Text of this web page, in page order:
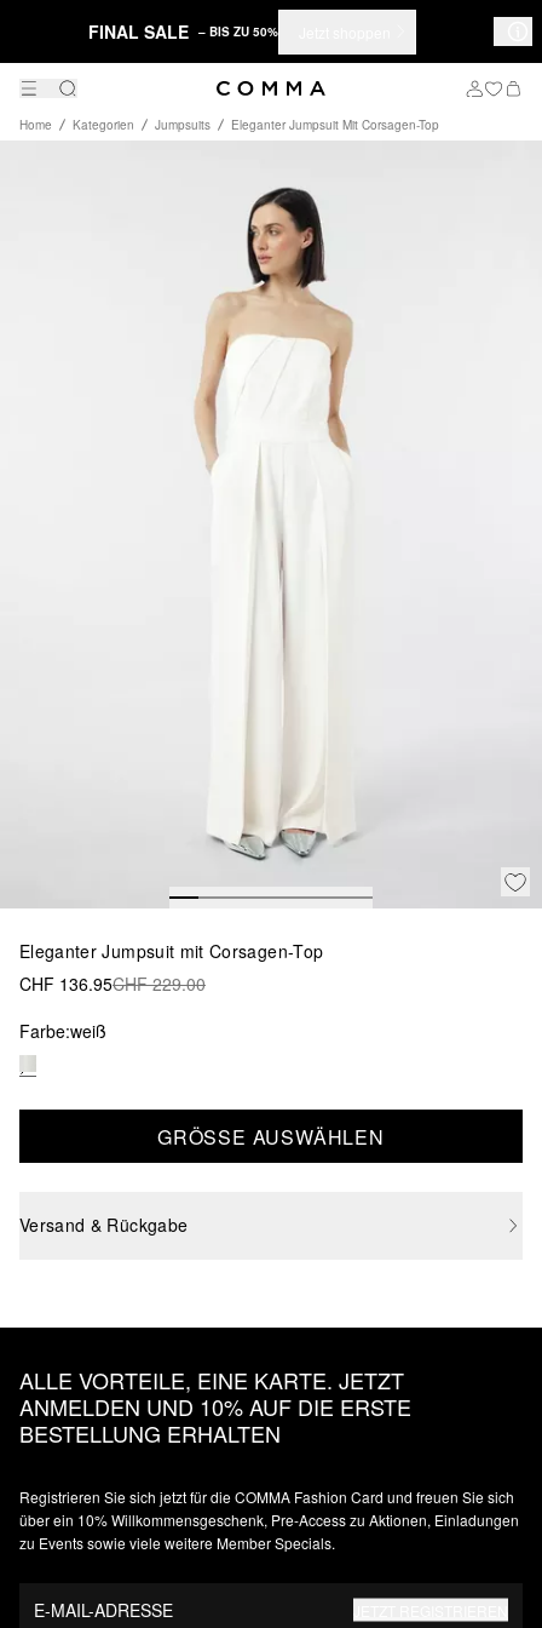
FINAL SALE – BIS ZU 50%
Home Kategorien Jumpsuits Eleganter Jumpsuit Mit Corsagen-Top
Eleganter Jumpsuit mit Corsagen-Top
CHF 136.95CHF 229.00
Farbe:weiß
GRÖSSE AUSWÄHLEN
Versand & Rückgabe
ALLE VORTEILE, EINE KARTE. JETZT
ANMELDEN UND 10% AUF DIE ERSTE
BESTELLUNG ERHALTEN
Registrieren Sie sich jetzt für die COMMA Fashion Card und freuen Sie sich
über ein 10% Willkommensgeschenk, Pre-Access zu Aktionen, Einladungen
zu Events sowie viele weitere Member Specials.
E-MAIL-ADRESSE